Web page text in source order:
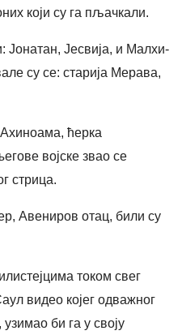
који су га пљачкали.
Јонатан, Јесвија, и Малхи-
су се: старија Мерава,
ћерка
војске звао се
стрица.
Авениров отац, били су
током свег
видео којег одважног
би га у своју